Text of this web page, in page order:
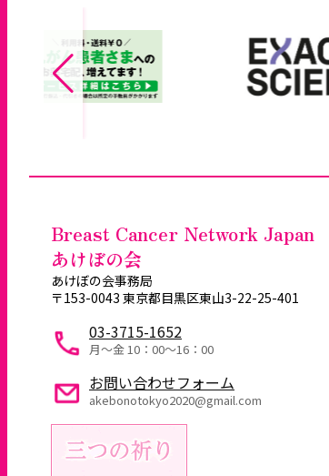
Breast Cancer Network Japan
あけぼの会
あけぼの会事務局
〒153-0043 東京都目黒区東山3-22-25-401
03-3715-1652
月～金 10：00〜16：00
お問い合わせフォーム
akebonotokyo2020@gmail.com